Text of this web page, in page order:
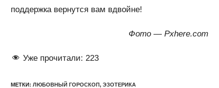
поддержка вернутся вам вдвойне!
Фото — Pxhere.com
Уже прочитали: 223
МЕТКИ:ЛЮБОВНЫЙ ГОРОСКОП, ЭЗОТЕРИКА